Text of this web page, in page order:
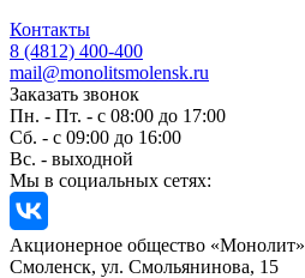
Контакты
8 (4812) 400-400
mail@monolitsmolensk.ru
Заказать звонок
Пн. - Пт. - с 08:00 до 17:00
Сб. - с 09:00 до 16:00
Вс. - выходной
Мы в социальных сетях:
Акционерное общество «Монолит»
Смоленск, ул. Смольянинова, 15